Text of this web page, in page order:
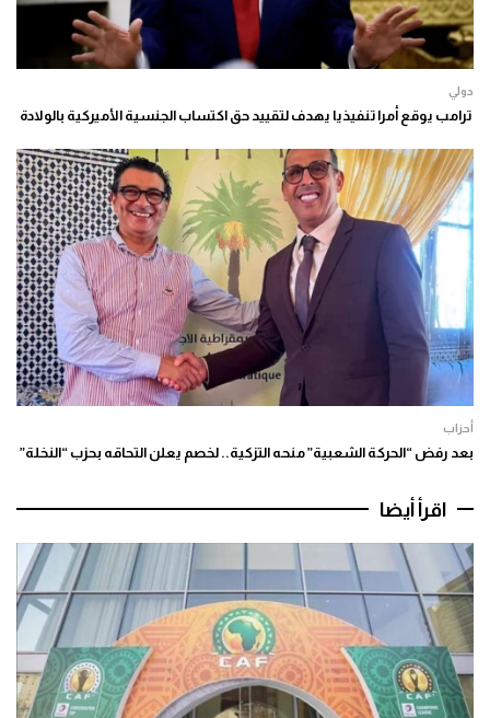
دولي
ترامب يوقع أمرا تنفيذيا يهدف لتقييد حق اكتساب الجنسية الأميركية بالولادة
أحزاب
بعد رفض “الحركة الشعبية” منحه التزكية.. لخصم يعلن التحاقه بحزب “النخلة”
اقرأ أيضا